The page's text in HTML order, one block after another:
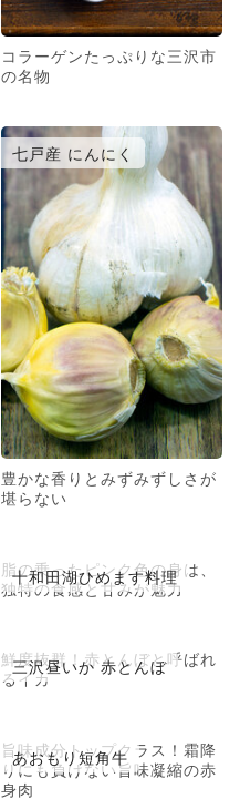
コラーゲンたっぷりな三沢市
の名物
七戸産 にんにく
豊かな香りとみずみずしさが
堪らない
十和田湖ひめます料理
脂の乗ったピンク色の身は、
独特の食感と甘みが魅力
三沢昼いか 赤とんぼ
鮮度抜群！赤とんぼと呼ばれ
るイカ
あおもり短角牛
旨味成分トップクラス！霜降
りにも負けない旨味凝縮の赤
身肉